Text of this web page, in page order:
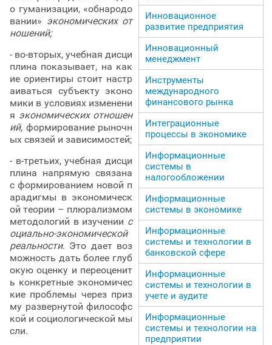
о гуманизации, «обнародо
вании» экономических от
ношений;
- во-вторых, учебная дисци
плина показывает, на как
ие ориентиры стоит настр
аиваться субъекту эконо
мики в условиях изменени
я экономических отношен
ий, формирование рыночн
ых связей и зависимостей;
- в-третьих, учебная дисци
плина напрямую связана
с формированием новой п
арадигмы в экономическ
ой теории – плюрализмом
методологий в изучении с
оциально-экономической
реальности. Это дает воз
можность дать более глуб
окую оценку и переоценит
ь конкретные экономичес
кие проблемы через приз
му развернутой философс
кой и социологической мы
сли.
Инновационное
развитие предприятия
Инновационный
менеджмент
Инструменты
международного
финансового рынка
Интеграционные
процессы в экономике
Информационные
системы в
налогообложении
Информационные
системы в экономике
Информационные
системы и технологии в
банковской сфере
Информационные
системы и технологии в
учете и аудите
Информационные
системы и технологии на
предприятии